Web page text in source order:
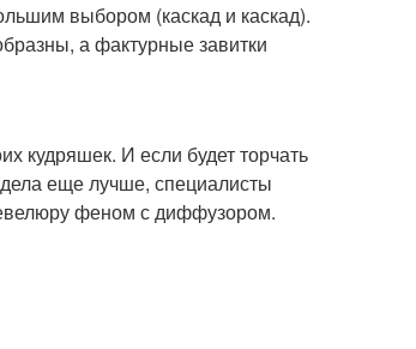
выбором (каскад и каскад).
а фактурные завитки
кудряшек. И если будет торчать
еще лучше, специалисты
феном с диффузором.